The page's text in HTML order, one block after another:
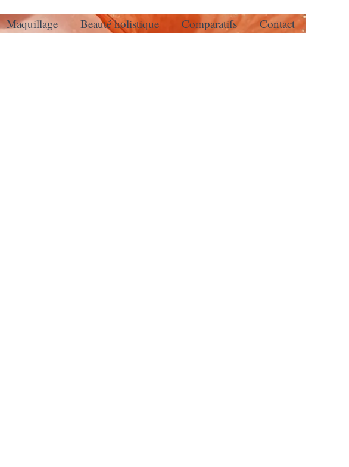
Maquillage Beauté holistique Comparatifs Contact